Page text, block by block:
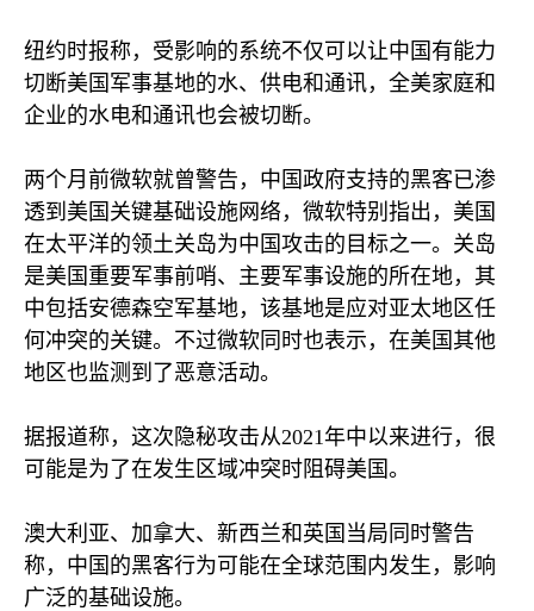
纽约时报称，受影响的系统不仅可以让中国有能力
切断美国军事基地的水、供电和通讯，全美家庭和
企业的水电和通讯也会被切断。
两个月前微软就曾警告，中国政府支持的黑客已渗
透到美国关键基础设施网络，微软特别指出，美国
在太平洋的领土关岛为中国攻击的目标之一。关岛
是美国重要军事前哨、主要军事设施的所在地，其
中包括安德森空军基地，该基地是应对亚太地区任
何冲突的关键。不过微软同时也表示，在美国其他
地区也监测到了恶意活动。
据报道称，这次隐秘攻击从2021年中以来进行，很
可能是为了在发生区域冲突时阻碍美国。
澳大利亚、加拿大、新西兰和英国当局同时警告
称，中国的黑客行为可能在全球范围内发生，影响
广泛的基础设施。